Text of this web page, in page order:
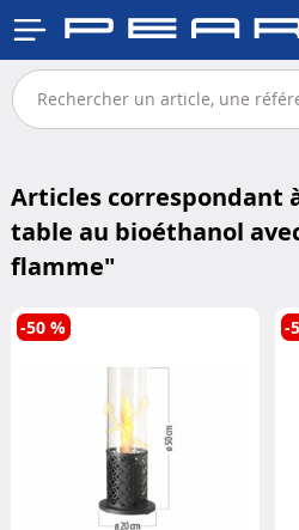
Articles correspondant
table au bioéthanol
flamme"
-50 % -